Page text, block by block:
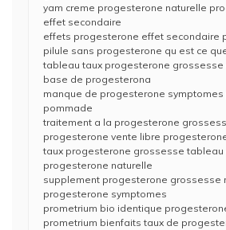
yam creme progesterone naturelle
effet secondaire
effets progesterone effet secondaire
pilule sans progesterone qu est ce
tableau taux progesterone grossesse
base de progesterona
manque de progesterone
pommade
traitement a la progesterone
progesterone vente libre
taux progesterone grossesse tableau
progesterone naturelle
supplement progesterone grossesse
progesterone symptomes
prometrium bio identique
prometrium bienfaits taux de